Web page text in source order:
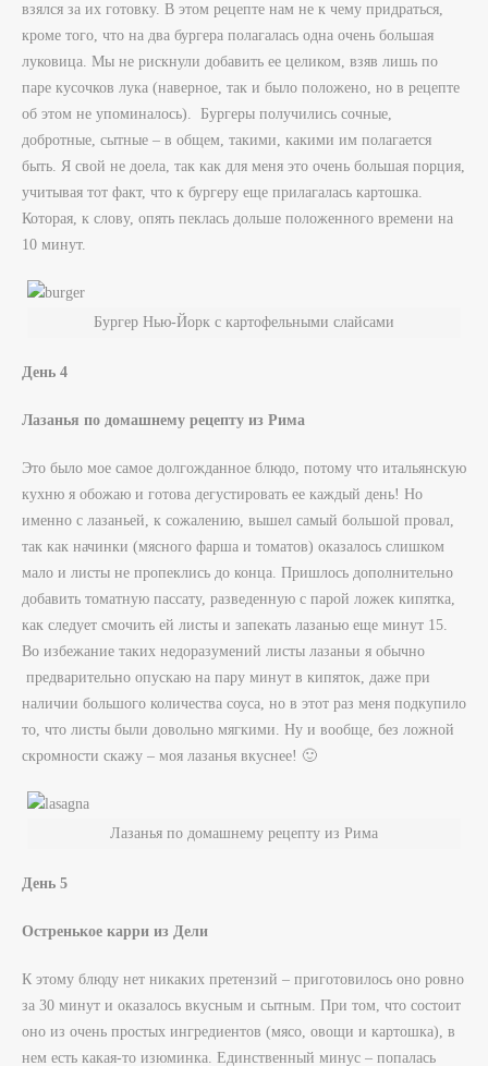
взялся за их готовку. В этом рецепте нам не к чему придраться,
кроме того, что на два бургера полагалась одна очень большая
луковица. Мы не рискнули добавить ее целиком, взяв лишь по
паре кусочков лука (наверное, так и было положено, но в рецепте
об этом не упоминалось). Бургеры получились сочные,
добротные, сытные – в общем, такими, какими им полагается
быть. Я свой не доела, так как для меня это очень большая порция,
учитывая тот факт, что к бургеру еще прилагалась картошка.
Которая, к слову, опять пеклась дольше положенного времени на
10 минут.
Бургер Нью-Йорк с картофельными слайсами
День 4
Лазанья по домашнему рецепту из Рима
Это было мое самое долгожданное блюдо, потому что итальянскую
кухню я обожаю и готова дегустировать ее каждый день! Но
именно с лазаньей, к сожалению, вышел самый большой провал,
так как начинки (мясного фарша и томатов) оказалось слишком
мало и листы не пропеклись до конца. Пришлось дополнительно
добавить томатную пассату, разведенную с парой ложек кипятка,
как следует смочить ей листы и запекать лазанью еще минут 15.
Во избежание таких недоразумений листы лазаньи я обычно
предварительно опускаю на пару минут в кипяток, даже при
наличии большого количества соуса, но в этот раз меня подкупило
то, что листы были довольно мягкими. Ну и вообще, без ложной
скромности скажу – моя лазанья вкуснее! 🙂
Лазанья по домашнему рецепту из Рима
День 5
Остренькое карри из Дели
К этому блюду нет никаких претензий – приготовилось оно ровно
за 30 минут и оказалось вкусным и сытным. При том, что состоит
оно из очень простых ингредиентов (мясо, овощи и картошка), в
нем есть какая-то изюминка. Единственный минус – попалась